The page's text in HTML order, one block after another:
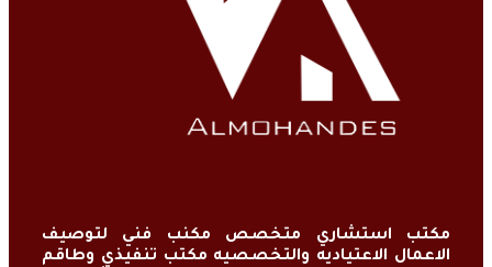
مكتب استشاري متخصص مكنب فني لتوصيف
الاعمال الاعتياديه والتخصصيه مكتب تنفيذي وطاقم